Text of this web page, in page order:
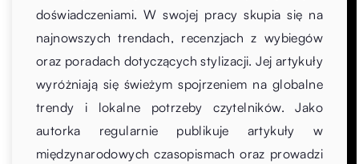
doświadczeniami. W swojej pracy skupia się na
najnowszych trendach, recenzjach z wybiegów
oraz poradach dotyczących stylizacji. Jej artykuły
wyróżniają się świeżym spojrzeniem na globalne
trendy i lokalne potrzeby czytelników. Jako
autorka regularnie publikuje artykuły w
międzynarodowych czasopismach oraz prowadzi